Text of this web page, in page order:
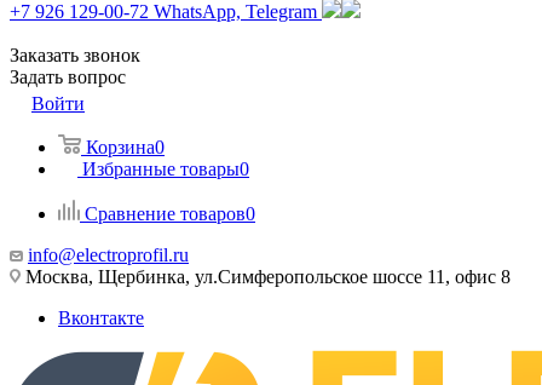
+7 926 129-00-72 WhatsApp, Telegram
Заказать звонок
Задать вопрос
Войти
Корзина0
Избранные товары0
Сравнение товаров0
info@electroprofil.ru
Москва, Щербинка, ул.Симферопольское шоссе 11, офис 8
Вконтакте